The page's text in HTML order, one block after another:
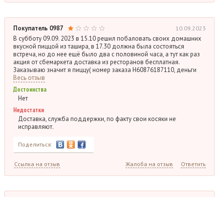
Покупатель 0987 10.09.2023
В субботу 09.09. 2023 в 15.10 решил побаловать своих домашних
вкусной пиццой из ташира, в 17.30 должна была состояться
встреча, но до нее ещё было два с половиной часа, а тут как раз
акция от сбемаркета доставка из ресторанов бесплатная.
Заказываю значит я пиццу( номер заказа Н60876187110, деньги
Весь отзыв
Достоинства
Нет
Недостатки
Доставка, служба поддержки, по факту свои косяки не
исправляют.
Поделиться:
Ссылка на отзыв Жалоба на отзыв Ответить